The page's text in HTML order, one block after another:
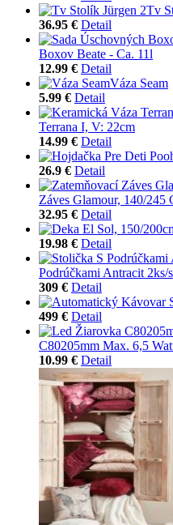
Tv
36.95 € Detail
Boxov Beate - Ca. 11l
12.99 € Detail
Váza Seam
5.99 € Detail
Terrana I, V: 22cm
14.99 € Detail
26.9 € Detail
Záves Glamour, 140/245
32.95 € Detail
19.98 € Detail
Podrúčkami Antracit 2ks/
309 € Detail
499 € Detail
C80205mm Max. 6,5
10.99 € Detail